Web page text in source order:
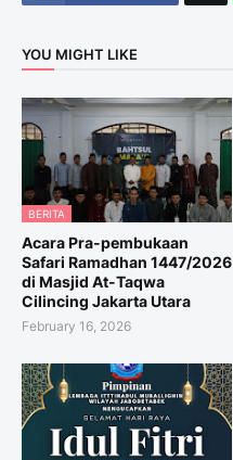
YOU MIGHT LIKE
BERITA
Acara Pra-pembukaan
Safari Ramadhan 1447/2026
di Masjid At-Taqwa
Cilincing Jakarta Utara
February 16, 2026